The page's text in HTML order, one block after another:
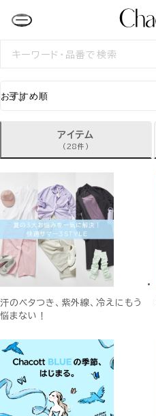
検
アイテム
(28件)
汗のベタつき、紫外線、冷えにもう
悩まない！